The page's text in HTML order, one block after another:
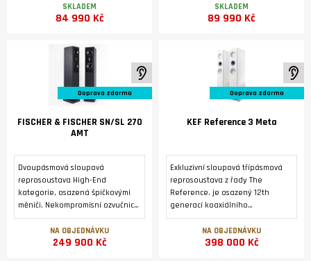
SKLADEM
84 990 Kč
převodníku DM36 a modulem
streameru SM35 Prisma.
SKLADEM
89 990 Kč
K poslechu ve studiu
Doprava zdarma
FISCHER & FISCHER SN/SL 270
AMT
Dvoupásmová sloupová
reprosoustava High-End
kategorie, osazená špičkovými
měniči. Nekompromisní ozvučnice
z masivní přírodní břidlice.
Zakázková výroba v Německu..
NA OBJEDNÁVKU
249 900 Kč
Doprava zdarma
KEF Reference 3 Meta
Exkluzivní sloupová třípásmová
reprosoustava z řady The
Reference. je osazený 12th
generací koaxiálního
reproduktoru Uni-Q® s
technologií MAT™ a dvojicí
basových reproduktorů o
NA OBJEDNÁVKU
398 000 Kč